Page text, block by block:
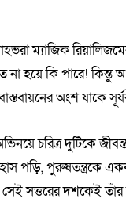
ম্যাজিক
না হয়ে কি পারে!
অংশ যাকে
চরিত্র দুটিকে
পড়ি, পুরুষতন্ত্রকে
সত্তরের দশকেই তাঁর